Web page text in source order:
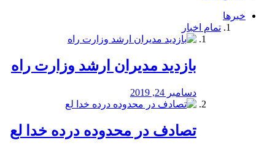
خبرها
تمام اخبار
بازدید مدیران ارشد وزارت راه
دسامبر 24, 2019
تصادف در محدوده درده خدا لع